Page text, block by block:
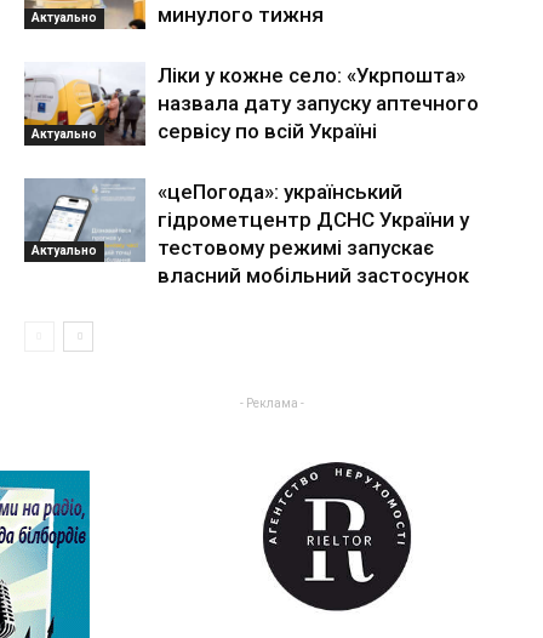
Актуально
минулого тижня
Актуально
Ліки у кожне село: «Укрпошта»
назвала дату запуску аптечного
сервісу по всій Україні
Актуально
«цеПогода»: український
гідрометцентр ДСНС України у
тестовому режимі запускає
власний мобільний застосунок
- Реклама -